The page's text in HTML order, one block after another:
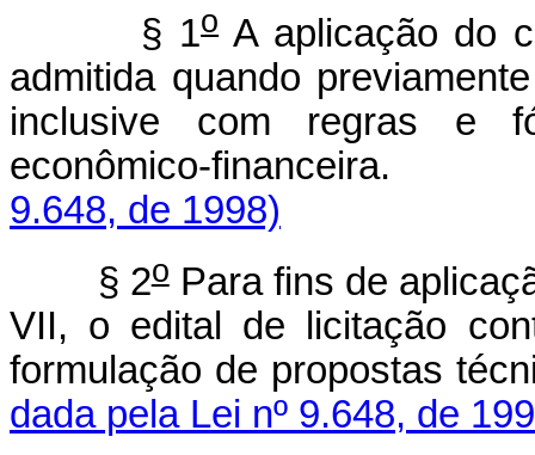
§ 1oA aplicação do
admitida quando
inclusive com regras e
econômico-
9.648, de 1998)
§ 2oPara fins de
VII, o edital de licitação
formulação de
dada pela Lei nº 9.648, de